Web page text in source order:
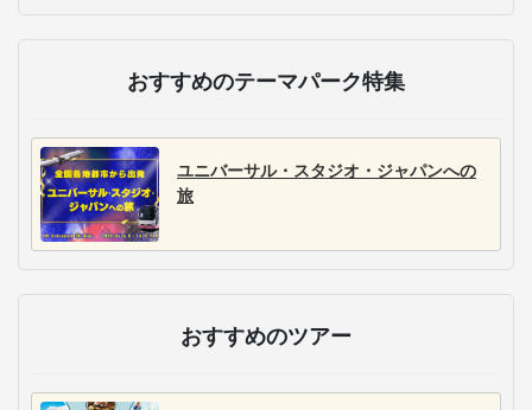
おすすめのテーマパーク特集
ユニバーサル・スタジオ・ジャパンへの
旅
おすすめのツアー